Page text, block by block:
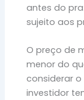
antes do
sujeito aos
O preço de
menor do
considerar
investidor